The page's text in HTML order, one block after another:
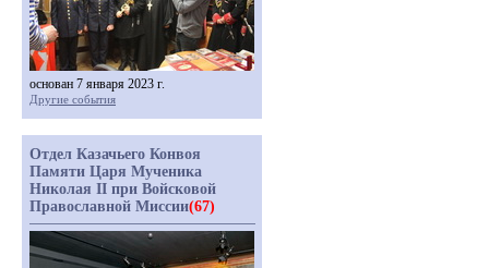
основан 7 января 2023 г.
Другие события
Отдел Казачьего Конвоя
Памяти Царя Мученика
Николая II при Войсковой
Православной Миссии(67)